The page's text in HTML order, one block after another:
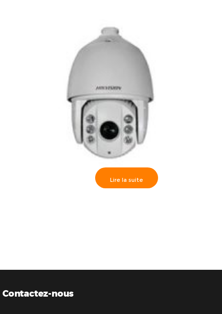
Lire la suite
Contactez-nous